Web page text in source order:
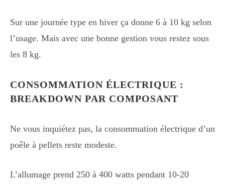
Sur une journée type en hiver ça donne 6 à 10 kg selon
l’usage. Mais avec une bonne gestion vous restez sous
les 8 kg.
CONSOMMATION ÉLECTRIQUE :
BREAKDOWN PAR COMPOSANT
Ne vous inquiétez pas, la consommation électrique d’un
poêle à pellets reste modeste.
L’allumage prend 250 à 400 watts pendant 10-20